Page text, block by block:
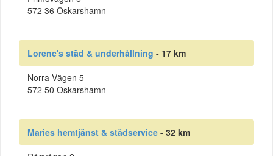
572 36 Oskarshamn
Lorenc's städ & underhållning - 17 km
Norra Vägen 5
572 50 Oskarshamn
Maries hemtjänst & städservice - 32 km